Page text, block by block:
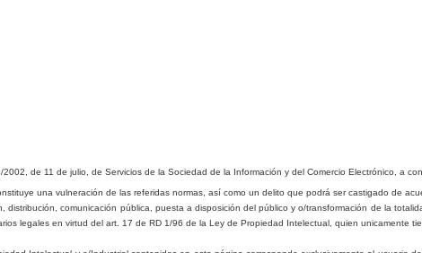
de 11 de julio, de Servicios de la Sociedad de la Información y del Comercio Electrónico, a
una vulneración de las referidas normas, así como un delito que podrá ser castigado de
distribución, comunicación pública, puesta a disposición del público y o/transformación de la
legales en virtud del art. 17 de RD 1/96 de la Ley de Propiedad Intelectual, quien unicamente